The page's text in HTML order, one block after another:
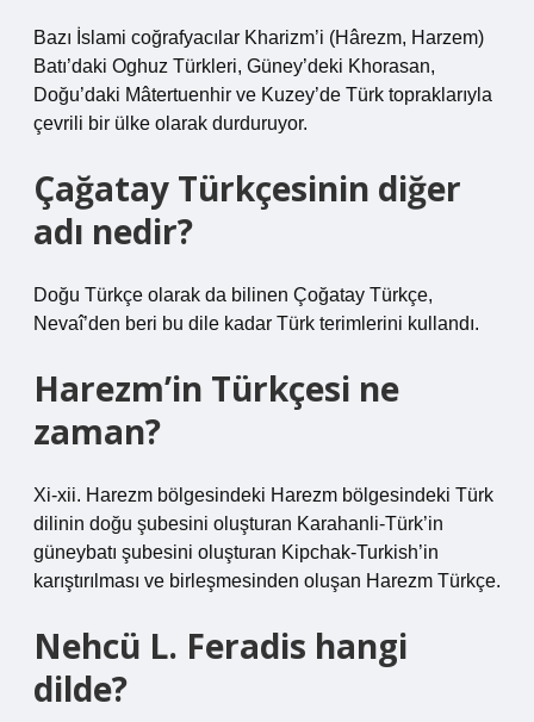
Bazı İslami coğrafyacılar Kharizm’i (Hârezm, Harzem)
Batı’daki Oghuz Türkleri, Güney’deki Khorasan,
Doğu’daki Mâtertuenhir ve Kuzey’de Türk topraklarıyla
çevrili bir ülke olarak durduruyor.
Çağatay Türkçesinin diğer
adı nedir?
Doğu Türkçe olarak da bilinen Çoğatay Türkçe,
Nevaî’den beri bu dile kadar Türk terimlerini kullandı.
Harezm’in Türkçesi ne
zaman?
Xi-xii. Harezm bölgesindeki Harezm bölgesindeki Türk
dilinin doğu şubesini oluşturan Karahanli-Türk’in
güneybatı şubesini oluşturan Kipchak-Turkish’in
karıştırılması ve birleşmesinden oluşan Harezm Türkçe.
Nehcü L. Feradis hangi
dilde?